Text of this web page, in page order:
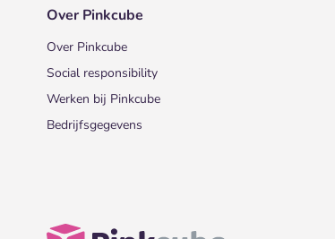
Over Pinkcube
Over Pinkcube
Social responsibility
Werken bij Pinkcube
Bedrijfsgegevens